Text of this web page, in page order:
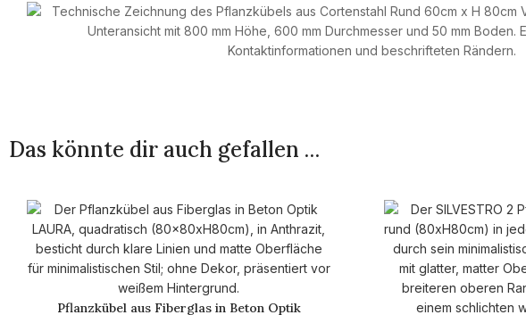
Das könnte dir auch gefallen …
Pflanzkübel aus Fiberglas in Beton Optik